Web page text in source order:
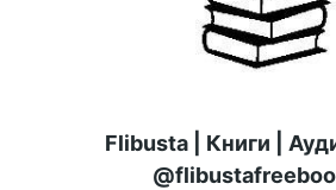
Flibusta | Книги |